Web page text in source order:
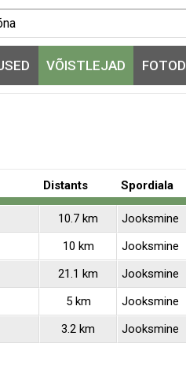
VÕISTLEJAD FOTOD
Distants Spordiala
10.7 km Jooksmine
10 km Jooksmine
21.1 km Jooksmine
5 km Jooksmine
3.2 km Jooksmine